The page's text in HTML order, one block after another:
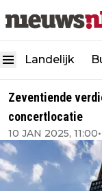
Landelijk
Zeventiende
concertlocatie
10 JAN 2025, 11:00•